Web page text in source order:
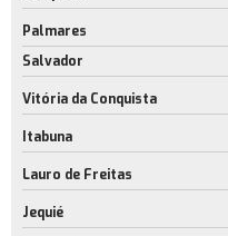
Palmares
Salvador
Vitória da Conquista
Itabuna
Lauro de Freitas
Jequié